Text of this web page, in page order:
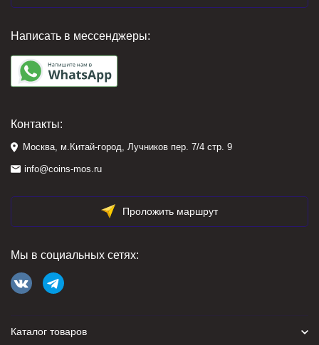
Написать в мессенджеры:
Контакты:
Москва, м.Китай-город, Лучников пер. 7/4 стр. 9
info@coins-mos.ru
Проложить маршрут
Мы в социальных сетях:
Каталог товаров